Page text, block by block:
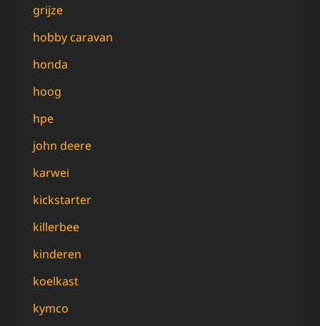
grijze
hobby caravan
honda
hoog
hpe
john deere
karwei
kickstarter
killerbee
kinderen
koelkast
kymco